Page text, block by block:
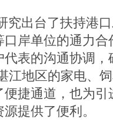
究出台了扶持港
岸单位的通力
代表的沟通协调
江地区的家电、
捷通道，也为
提供了便利。